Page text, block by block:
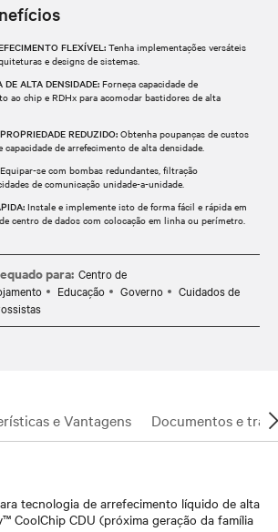
FLEXÍVEL: Tenha implementações versáteis
e designs de sistemas.
DE ALTA DENSIDADE: Forneça capacidade de
ao chip e RDHx para acomodar bastidores de alta
REDUZIDO:Obtenha poupanças de custos
de arrefecimento de alta densidade.
Equipar-se com bombas redundantes, filtração
de comunicação unidade-a-unidade.
Instale e implemente isto de forma fácil e rápida em
centro de dados com colocação em linha ou perímetro.
para: Centro de
Educação Governo
Cuidados de
e Vantagens Documentos e
tecnologia de arrefecimento líquido de alta
CoolChip CDU (próxima geração da família